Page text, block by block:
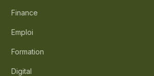
Finance
Emploi
Formation
Digital